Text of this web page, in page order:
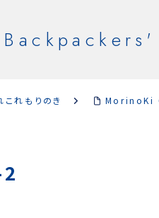
これもりのき MorinoKi